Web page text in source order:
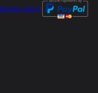
Damien Salort